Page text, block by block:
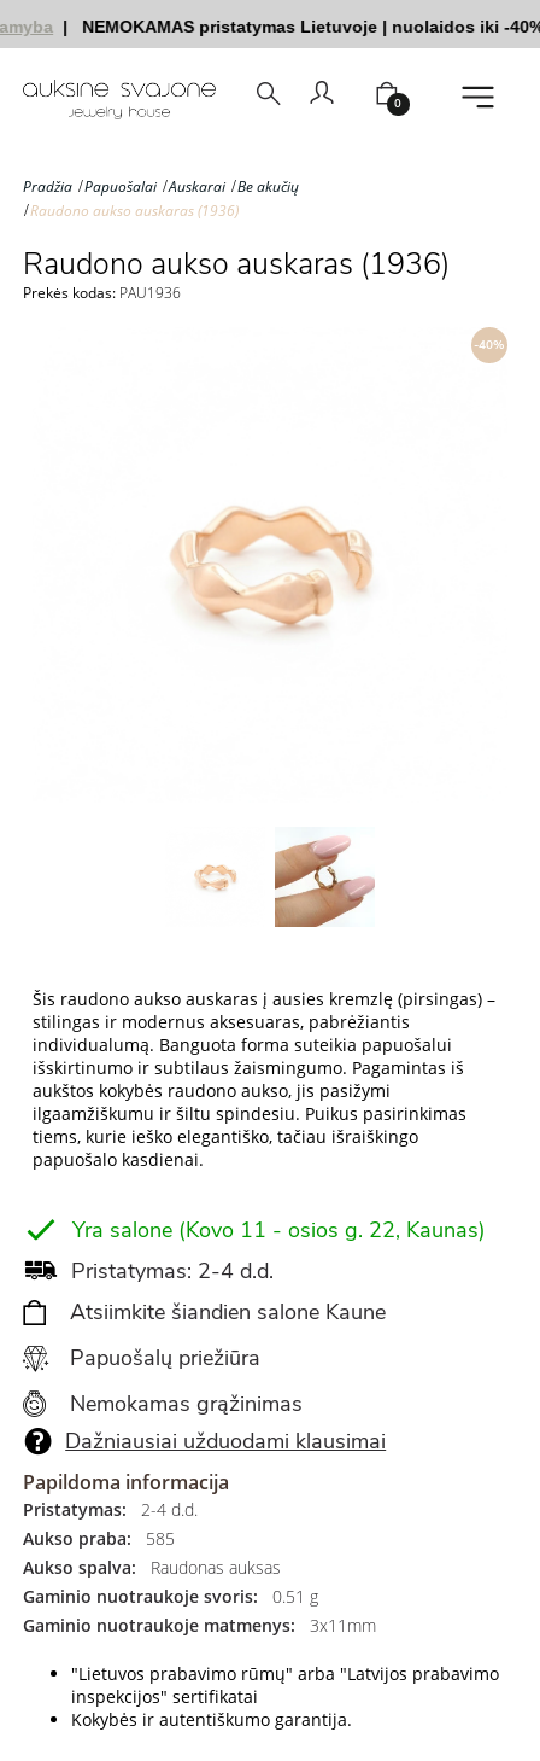
| NEMOKAMAS pristatymas Lietuvoje| nuolaidos iki -40%
0
Pradžia Papuošalai Auskarai
Be akučių
Raudono aukso auskaras (1936)
Raudono aukso auskaras (1936)
Prekės kodas: PAU1936
-40%
Šis raudono aukso auskaras į ausies kremzlę (pirsingas) –
stilingas ir modernus aksesuaras, pabrėžiantis
individualumą. Banguota forma suteikia papuošalui
išskirtinumo ir subtilaus žaismingumo. Pagamintas iš
aukštos kokybės raudono aukso, jis pasižymi
ilgaamžiškumu ir šiltu spindesiu. Puikus pasirinkimas
tiems, kurie ieško elegantiško, tačiau išraiškingo
papuošalo kasdienai.
Yra salone (Kovo 11 - osios g. 22, Kaunas)
Pristatymas: 2-4 d.d.
Atsiimkite šiandien salone Kaune
Papuošalų priežiūra
Nemokamas grąžinimas
Dažniausiai užduodami klausimai
Papildoma informacija
Pristatymas:
2-4 d.d.
Aukso praba:
585
Aukso spalva:
Raudonas auksas
Gaminio nuotraukoje svoris:
0.51 g
Gaminio nuotraukoje matmenys:
3x11mm
"Lietuvos prabavimo rūmų" arba "Latvijos prabavimo
inspekcijos" sertifikatai
Kokybės ir autentiškumo garantija.